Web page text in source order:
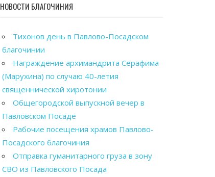
НОВОСТИ БЛАГОЧИНИЯ
Тихонов день в Павлово-Посадском
благочинии
Награждение архимандрита Серафима
(Марухина) по случаю 40-летия
священнической хиротонии
Общегородской выпускной вечер в
Павловском Посаде
Рабочие посещения храмов Павлово-
Посадского благочиния
Отправка гуманитарного груза в зону
СВО из Павловского Посада